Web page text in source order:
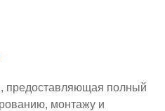
предоставляющая полный
монтажу и